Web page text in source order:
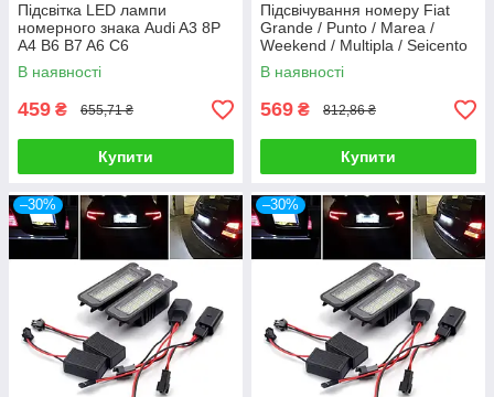
Підсвітка LED лампи
номерного знака Audi A3 8P
A4 B6 B7 A6 C6
В наявності
459 ₴ 655,71 ₴
Купити
Підсвічування номеру Fiat
Grande / Punto / Marea /
Weekend / Multipla / Seicento
2 шт - LED підсвічування
номеру
В наявності
569 ₴ 812,86 ₴
Купити
–30% –30%